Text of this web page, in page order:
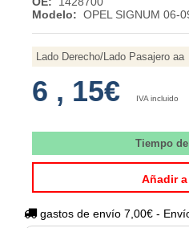
Modelo: OPEL SIGNUM 06-
Lado Derecho/Lado Pasajero aa
6 , 15€ IVA incluido
Tiempo
Añadir
gastos de envío 7,00€ -